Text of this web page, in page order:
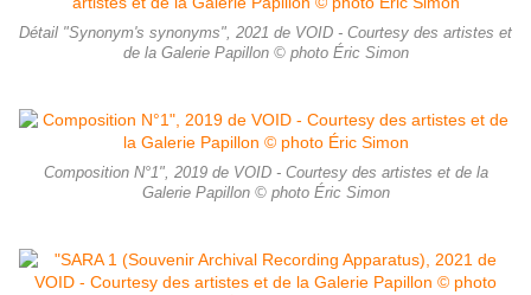
Détail "Synonym's synonyms", 2021 de VOID - Courtesy des artistes et
de la Galerie Papillon © photo Éric Simon
Composition N°1", 2019 de VOID - Courtesy des artistes et de la
Galerie Papillon © photo Éric Simon